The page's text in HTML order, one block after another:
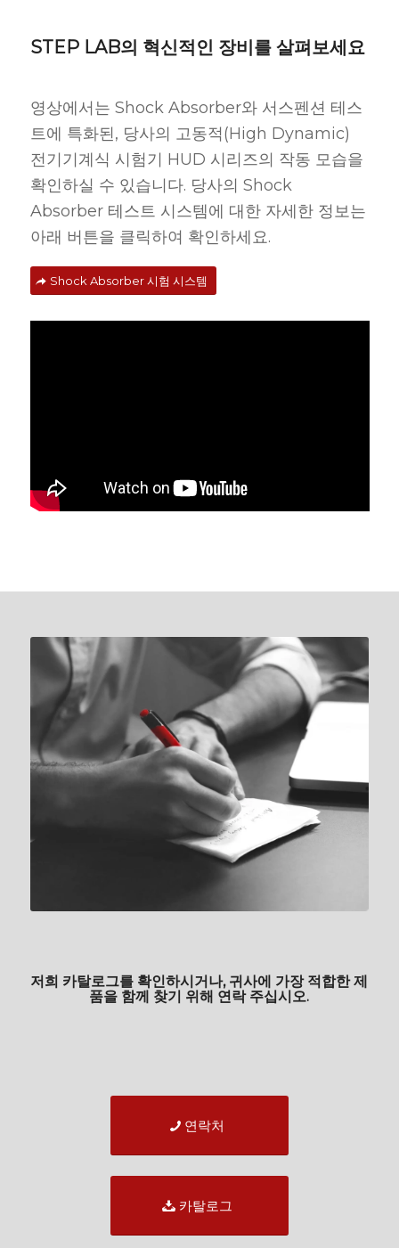
STEP LAB의 혁신적인 장비를 살펴보세요
영상에서는 Shock Absorber와 서스펜션 테스
트에 특화된, 당사의 고동적(High Dynamic)
전기기계식 시험기 HUD 시리즈의 작동 모습을
확인하실 수 있습니다. 당사의 Shock
Absorber 테스트 시스템에 대한 자세한 정보는
아래 버튼을 클릭하여 확인하세요.
Shock Absorber 시험 시스템
저희 카탈로그를 확인하시거나, 귀사에 가장 적합한 제
품을 함께 찾기 위해 연락 주십시오.
연락처
카탈로그